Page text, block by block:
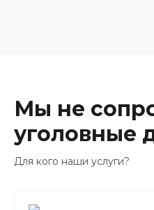
Мы не
уголовные
Для кого наши услуги?